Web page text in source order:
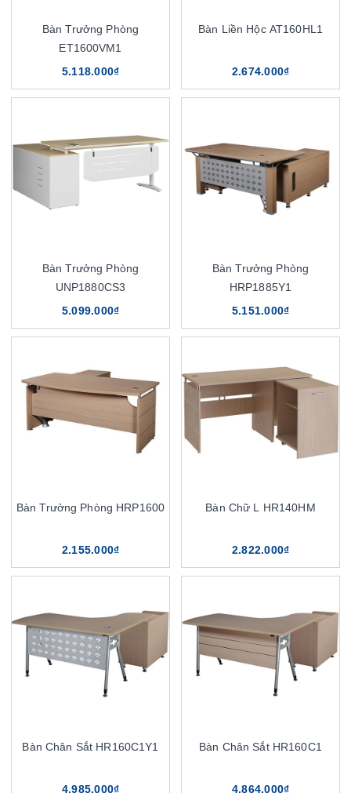
Bàn Trưởng Phòng
ET1600VM1
5.118.000₫
Bàn Liền Hộc AT160HL1
2.674.000₫
Bàn Trưởng Phòng
UNP1880CS3
5.099.000₫
Bàn Trưởng Phòng
HRP1885Y1
5.151.000₫
Bàn Trưởng Phòng HRP1600
2.155.000₫
Bàn Chữ L HR140HM
2.822.000₫
Bàn Chân Sắt HR160C1Y1
4.985.000₫
Bàn Chân Sắt HR160C1
4.864.000₫